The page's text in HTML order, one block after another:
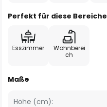
Perfekt für diese Bereiche
Esszimmer
Wohnberei
ch
Maße
Höhe (cm):